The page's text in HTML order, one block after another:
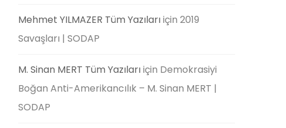
Mehmet YILMAZER Tüm Yazılarıiçin 2019
Savaşları | SODAP
M. Sinan MERT Tüm Yazılarıiçin Demokrasiyi
Boğan Anti-Amerikancılık – M. Sinan MERT |
SODAP